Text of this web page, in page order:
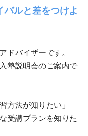
バルと差をつけよ
ドバイザーです。
塾説明会のご案内で
方法が知りたい」
受講プランを知りた